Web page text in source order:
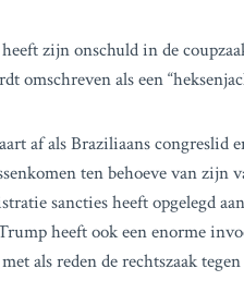
zijn onschuld in de
omschreven als een
af als Braziliaans congreslid
ten behoeve van zijn
sancties heeft opgelegd
heeft ook een enorme
als reden de rechtszaak